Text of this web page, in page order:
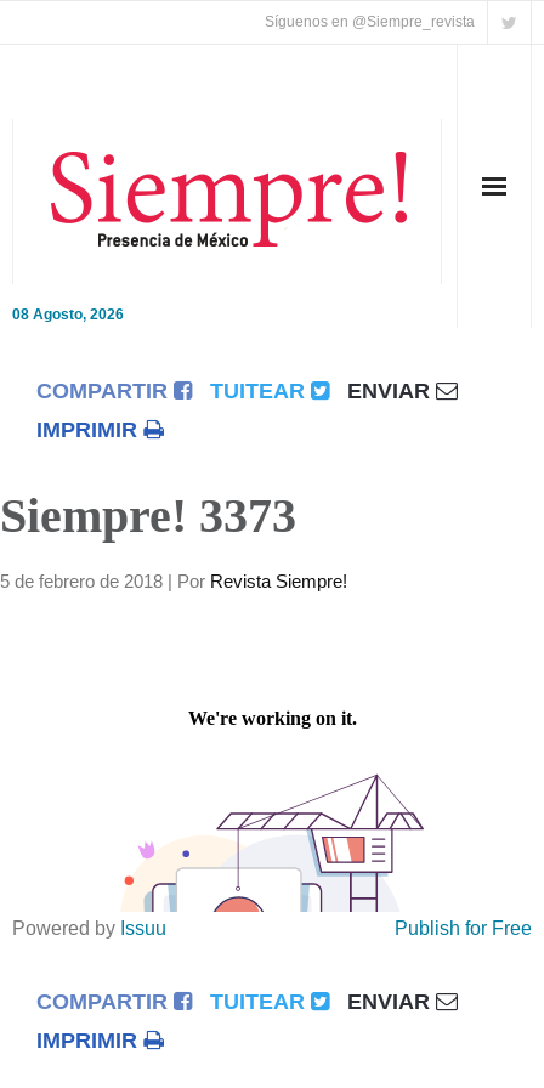
Síguenos en @Siempre_revista
08 Agosto, 2026
Colaboradores
Internacional
COMPARTIR TUITEAR
ENVIAR
IMPRIMIR
Siempre! 3373
5 de febrero de 2018 | Por Revista Siempre!
Powered by Issuu Publish for Free
COMPARTIR TUITEAR
ENVIAR
IMPRIMIR